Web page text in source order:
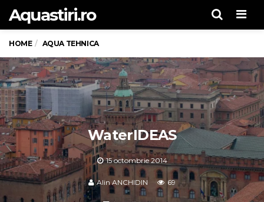
Aquastiri.ro
HOME AQUA TEHNICA
WaterIDEAS
15 octombrie 2014
Alin ANCHIDIN 69